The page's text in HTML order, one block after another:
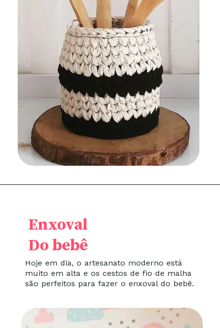
Hoje em dia, o artesanato moderno está
muito em alta e os cestos de fio de malha
são perfeitos para fazer o enxoval do bebê.
Enxoval
Do bebê